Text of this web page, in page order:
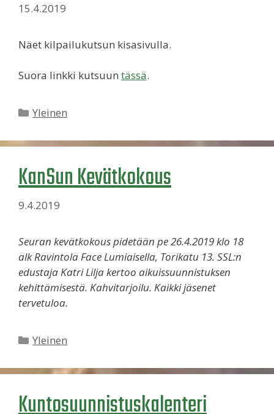
15.4.2019
Näet kilpailukutsun kisasivulla.
Suora linkki kutsuun tässä.
Kategoriat
Yleinen
KanSun Kevätkokous
9.4.2019
Seuran kevätkokous pidetään pe 26.4.2019 klo 18
alk Ravintola Face Lumiaisella, Torikatu 13. SSL:n
edustaja Katri Lilja kertoo aikuissuunnistuksen
kehittämisestä. Kahvitarjoilu. Kaikki jäsenet
tervetuloa.
Kategoriat
Yleinen
Kuntosuunnistuskalenteri